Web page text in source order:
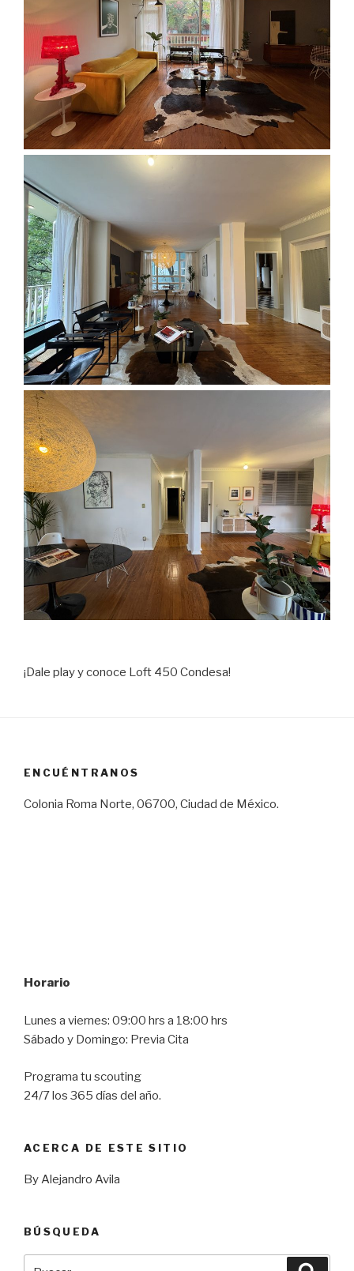
¡Dale play y conoce Loft 450 Condesa!
ENCUÉNTRANOS
Colonia Roma Norte, 06700, Ciudad de México.
Horario
Lunes a viernes: 09:00 hrs a 18:00 hrs
Sábado y Domingo: Previa Cita
Programa tu scouting
24/7 los 365 días del año.
ACERCA DE ESTE SITIO
By Alejandro Avila
BÚSQUEDA